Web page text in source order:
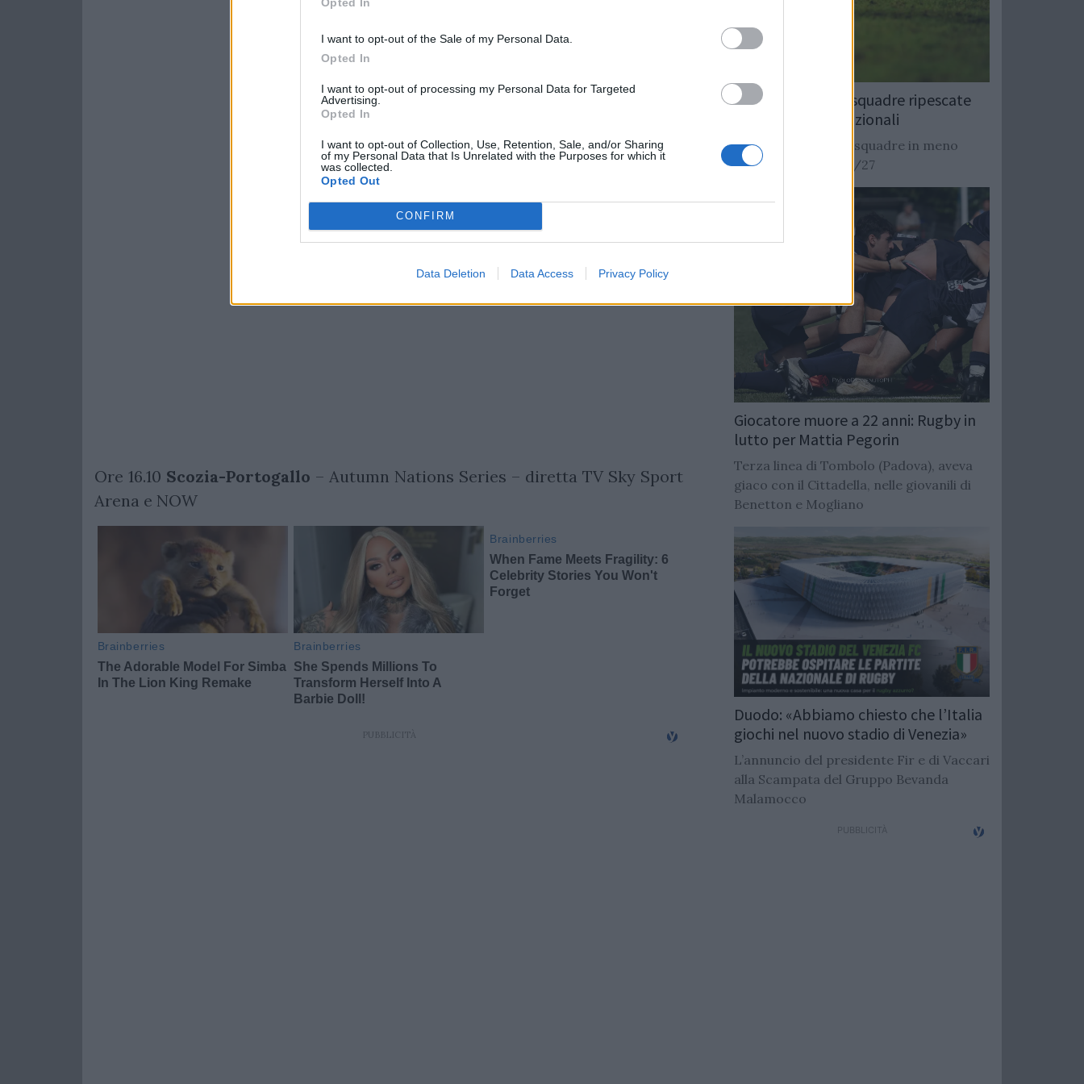
I want to opt-out of the Sale of my Personal Data.
Opted In
I want to opt-out of processing my Personal Data for Targeted
Advertising.
Opted In
I want to opt-out of Collection, Use, Retention, Sale, and/or Sharing
of my Personal Data that Is Unrelated with the Purposes for which it
was collected.
Opted Out
CONFIRM
Data Deletion Data Access Privacy Policy
Ore 16.10 Scozia-Portogallo – Autumn Nations Series – diretta TV Sky Sport
Arena e NOW
Rugby: Record di squadre ripescate
nei campionati nazionali
Si stimano oltre 20 squadre in meno
dalla stagione 2026/27
Giocatore muore a 22 anni: Rugby in
lutto per Mattia Pegorin
Terza linea di Tombolo (Padova), aveva
giaco con il Cittadella, nelle giovanili di
Benetton e Mogliano
Duodo: «Abbiamo chiesto che l’Italia
giochi nel nuovo stadio di Venezia»
L’annuncio del presidente Fir e di Vaccari
alla Scampata del Gruppo Bevanda
Malamocco